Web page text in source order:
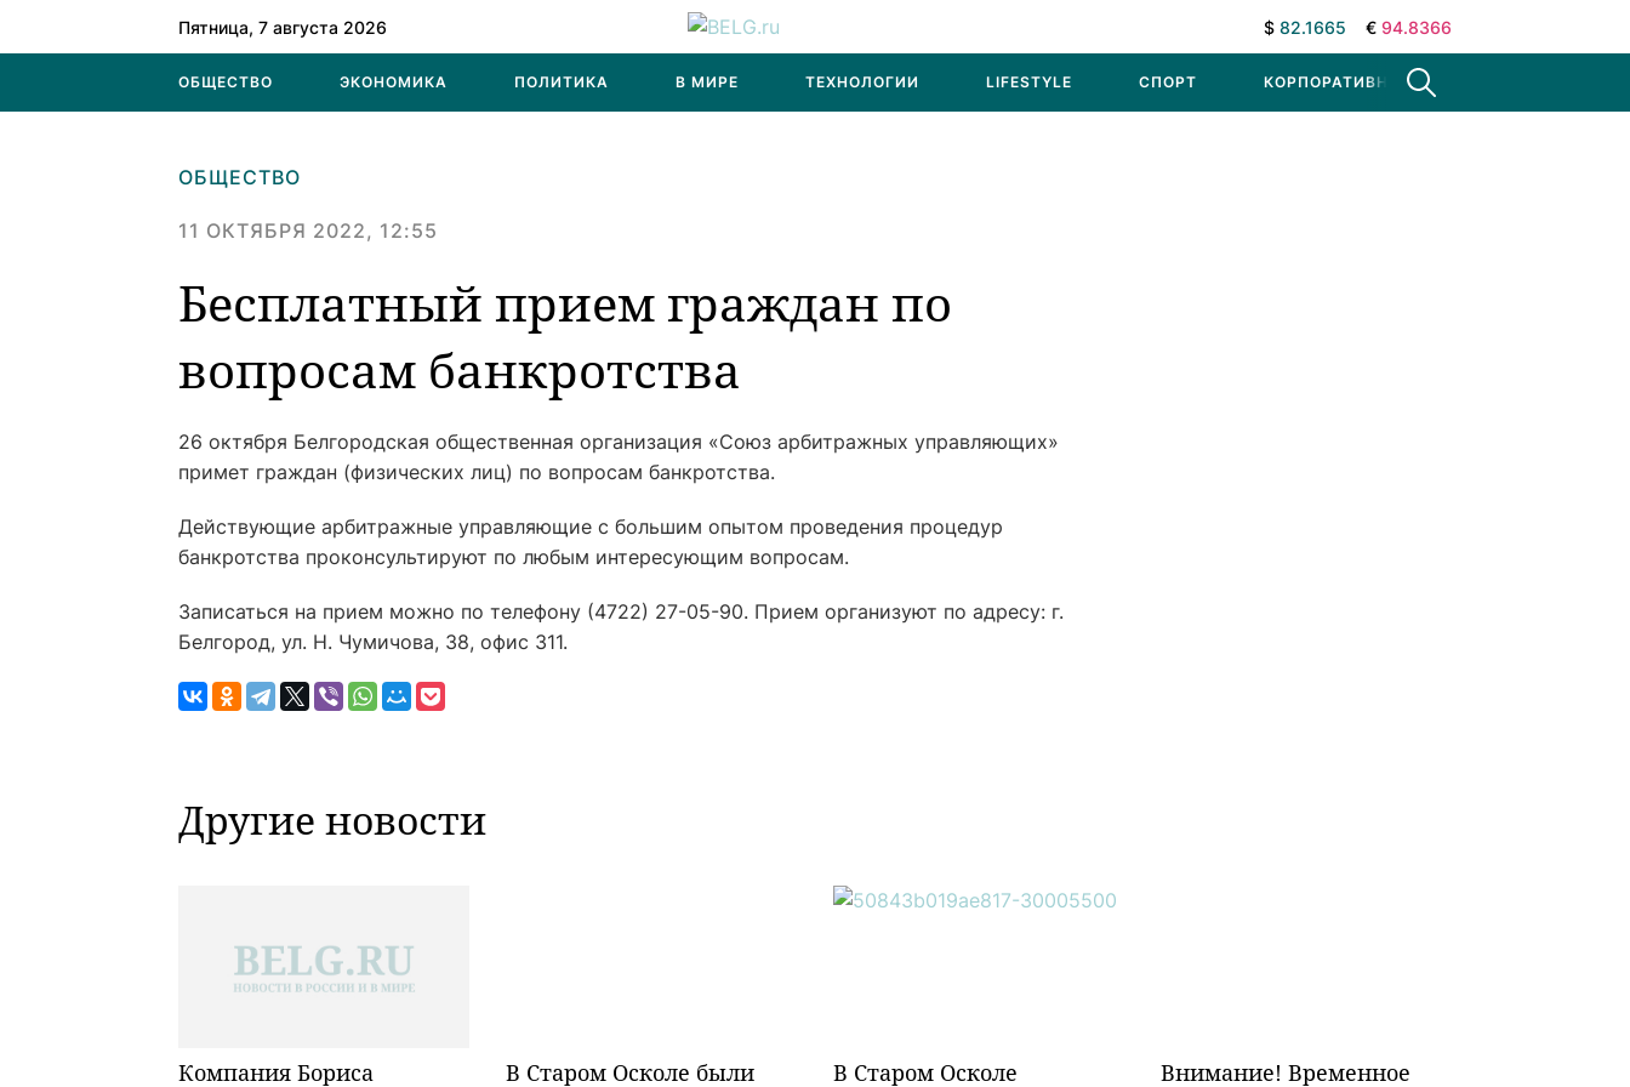
Пятница, 7 августа 2026 $ 82.1665 € 94.8366
ОБЩЕСТВО ЭКОНОМИКА ПОЛИТИКА В МИРЕ ТЕХНОЛОГИИ LIFESTYLE СПОРТ КОРПОРАТИВНЫЕ НОВОСТИ
ОБЩЕСТВО
11 ОКТЯБРЯ 2022, 12:55
Бесплатный прием граждан по
вопросам банкротства
26 октября Белгородская общественная организация «Союз арбитражных управляющих»
примет граждан (физических лиц) по вопросам банкротства.
Действующие арбитражные управляющие с большим опытом проведения процедур
банкротства проконсультируют по любым интересующим вопросам.
Записаться на прием можно по телефону (4722) 27-05-90. Прием организуют по адресу: г.
Белгород, ул. Н. Чумичова, 38, офис 311.
Другие новости
Компания Бориса В Старом Осколе были В Старом Осколе Внимание! Временное